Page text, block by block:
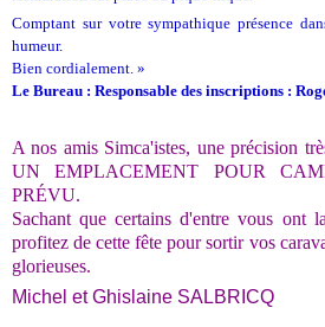
Comptant sur votre sympathique présence
humeur.
Bien cordialement. »
Le Bureau : Responsable des inscriptions :
A nos amis Simca'istes, une précision
UN EMPLACEMENT POUR
PRÉVU.
Sachant que certains d'entre vous ont
profitez de cette fête pour sortir vos
glorieuses.
Michel et Ghislaine SALBRICQ